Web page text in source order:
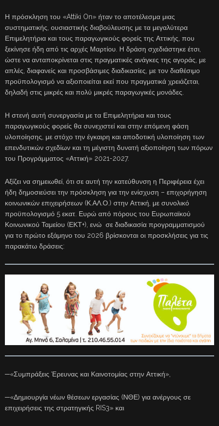
Η πρόσκληση του «Attiki On» ήταν το αποτέλεσμα μιας
συστηματικής, ουσιαστικής διαβούλευσης με τα μεγαλύτερα
Επιμελητήρια και τους παραγωγικούς φορείς της Αττικής, που
ξεκίνησε ήδη από τις αρχές Μαρτίου. Η δράση σχεδιάστηκε έτσι,
ώστε να ανταποκρίνεται στις πραγματικές ανάγκες της αγοράς, με
απλές, διαφανείς και προσβάσιμες διαδικασίες, με τον διαθέσιμο
προϋπολογισμό να αξιοποιείται εκεί που πραγματικά χρειάζεται,
δηλαδή στις μικρές και πολύ μικρές παραγωγικές μονάδες.
Η στενή αυτή συνεργασία με τα Επιμελητήρια και τους
παραγωγικούς φορείς θα συνεχιστεί και στην επόμενη φάση
υλοποίησης, με στόχο την έγκαιρη και αποδοτική υλοποίηση των
επενδυτικών σχεδίων και τη μέγιστη δυνατή αξιοποίηση των πόρων
του Προγράμματος «Αττική» 2021-2027.
Αξίζει να σημειωθεί, ότι σε αυτή την κατεύθυνση η Περιφέρεια έχει
ήδη δημοσιεύσει την πρόσκληση για την ενίσχυση – επιχορήγηση
κοινωνικών επιχειρήσεων (Κ.ΑΛ.Ο.) στην Αττική, με συνολικό
προϋπολογισμό 5 εκατ. Ευρώ από πόρους του Ευρωπαϊκού
Κοινωνικού Ταμείου (ΕΚΤ+), ενώ σε διαδικασία προγραμματισμού
για το πρώτο εξάμηνο του 2026 βρίσκονται οι προσκλήσεις για τις
παρακάτω δράσεις:
─«Συμπράξεις Έρευνας και Καινοτομίας στην Αττική»,
─«Δημιουργία νέων θέσεων εργασίας (ΝΘΕ) για ανέργους σε
επιχειρήσεις της στρατηγικής RIS3» και